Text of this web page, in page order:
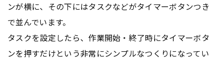
ンが横に、その下にはタスクなどがタイマーボタンつき
で並んでいます。
タスクを設定したら、作業開始・終了時にタイマーボタ
ンを押すだけという非常にシンプルなつくりになってい